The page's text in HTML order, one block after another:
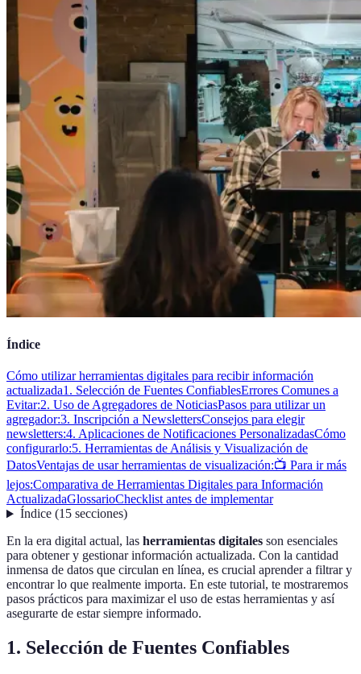
Índice
Cómo utilizar herramientas digitales para recibir información
actualizada1. Selección de Fuentes ConfiablesErrores Comunes a
Evitar:2. Uso de Agregadores de NoticiasPasos para utilizar un
agregador:3. Inscripción a NewslettersConsejos para elegir
newsletters:4. Aplicaciones de Notificaciones PersonalizadasCómo
configurarlo:5. Herramientas de Análisis y Visualización de
DatosVentajas de usar herramientas de visualización:📺 Para ir más
lejos:Comparativa de Herramientas Digitales para Información
ActualizadaGlossarioChecklist antes de implementar
Índice(15 secciones)
En la era digital actual, las herramientas digitales son esenciales
para obtener y gestionar información actualizada. Con la cantidad
inmensa de datos que circulan en línea, es crucial aprender a filtrar y
encontrar lo que realmente importa. En este tutorial, te mostraremos
pasos prácticos para maximizar el uso de estas herramientas y así
asegurarte de estar siempre informado.
1. Selección de Fuentes Confiables